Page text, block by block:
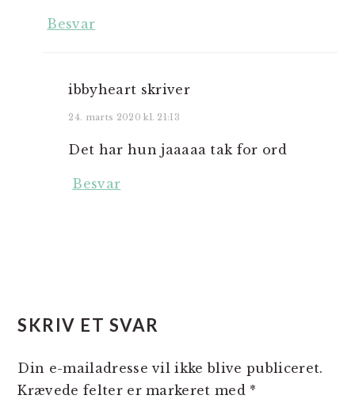
Besvar
ibbyheart skriver
24. marts 2020 kl. 21:13
Det har hun jaaaaa tak for ord
Besvar
SKRIV ET SVAR
Din e-mailadresse vil ikke blive publiceret.
Krævede felter er markeret med *